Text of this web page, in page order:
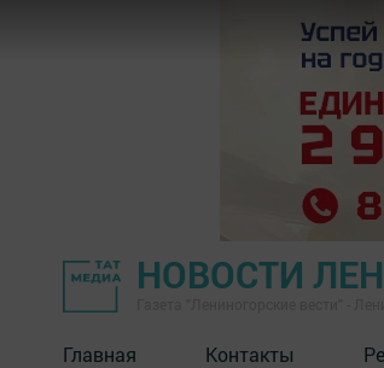
НОВОСТИ
Главная Контакты